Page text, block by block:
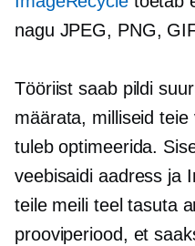
nagu JPEG, PNG,
Tööriist saab pildi
määrata, milliseid teie
tuleb optimeerida.
veebisaidi aadress ja
teile meili teel tasuta
prooviperiood, et